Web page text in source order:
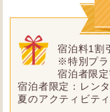
宿泊料1割引
※特別プラ
宿泊者限
宿泊者限定：レン
夏のアクティビテ